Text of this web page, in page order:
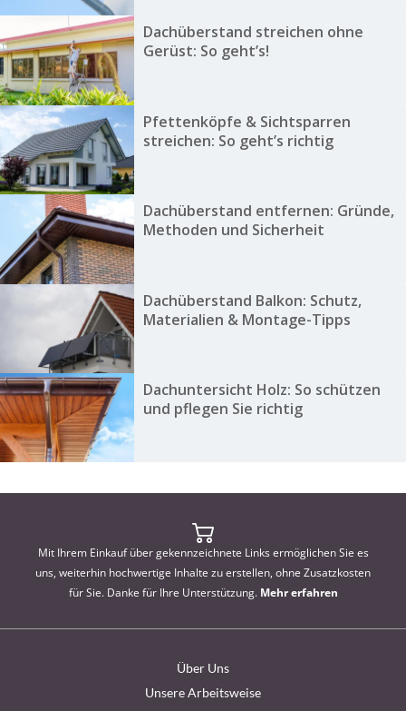
Dachüberstand streichen ohne
Gerüst: So geht’s!
Pfettenköpfe & Sichtsparren
streichen: So geht’s richtig
Dachüberstand entfernen: Gründe,
Methoden und Sicherheit
Dachüberstand Balkon: Schutz,
Materialien & Montage-Tipps
Dachuntersicht Holz: So schützen
und pflegen Sie richtig
Mit Ihrem Einkauf über gekennzeichnete Links ermöglichen Sie es
uns, weiterhin hochwertige Inhalte zu erstellen, ohne Zusatzkosten
für Sie. Danke für Ihre Unterstützung. Mehr erfahren
Über Uns
Unsere Arbeitsweise